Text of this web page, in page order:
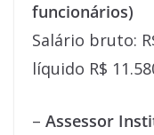
funcionários)
Salário bruto:
líquido R$
– Assessor